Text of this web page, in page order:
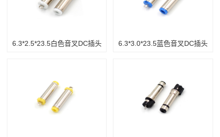
6.3*2.5*23.5白色音叉DC插头 6.3*3.0*23.5蓝色音叉DC插头